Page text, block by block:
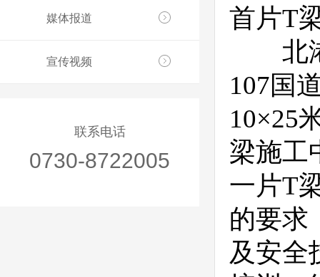
媒体报道
宣传视频
联系电话
0730-8722005
首片T
北港
107国
10×25
梁施工
一片T
的要求
及安全